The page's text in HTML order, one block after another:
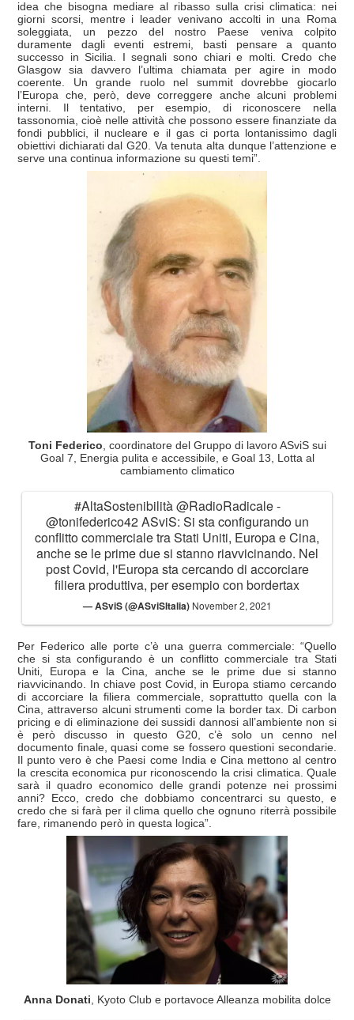
idea che bisogna mediare al ribasso sulla crisi climatica: nei
giorni scorsi, mentre i leader venivano accolti in una Roma
soleggiata, un pezzo del nostro Paese veniva colpito
duramente dagli eventi estremi, basti pensare a quanto
successo in Sicilia. I segnali sono chiari e molti. Credo che
Glasgow sia davvero l’ultima chiamata per agire in modo
coerente. Un grande ruolo nel summit dovrebbe giocarlo
l’Europa che, però, deve correggere anche alcuni problemi
interni. Il tentativo, per esempio, di riconoscere nella
tassonomia, cioè nelle attività che possono essere finanziate da
fondi pubblici, il nucleare e il gas ci porta lontanissimo dagli
obiettivi dichiarati dal G20. Va tenuta alta dunque l’attenzione e
serve una continua informazione su questi temi”.
Toni Federico, coordinatore del Gruppo di lavoro ASviS sui
Goal 7, Energia pulita e accessibile, e Goal 13, Lotta al
cambiamento climatico
#AltaSostenibilità@RadioRadicale-
@tonifederico42ASviS: Si sta configurando un
conflitto commerciale tra Stati Uniti, Europa e Cina,
anche se le prime due si stanno riavvicinando. Nel
post Covid, l'Europa sta cercando di accorciare
filiera produttiva, per esempio con bordertax
— ASviS (@ASviSItalia) November 2, 2021
Per Federico alle porte c’è una guerra commerciale: “Quello
che si sta configurando è un conflitto commerciale tra Stati
Uniti, Europa e la Cina, anche se le prime due si stanno
riavvicinando. In chiave post Covid, in Europa stiamo cercando
di accorciare la filiera commerciale, soprattutto quella con la
Cina, attraverso alcuni strumenti come la border tax. Di carbon
pricing e di eliminazione dei sussidi dannosi all’ambiente non si
è però discusso in questo G20, c’è solo un cenno nel
documento finale, quasi come se fossero questioni secondarie.
Il punto vero è che Paesi come India e Cina mettono al centro
la crescita economica pur riconoscendo la crisi climatica. Quale
sarà il quadro economico delle grandi potenze nei prossimi
anni? Ecco, credo che dobbiamo concentrarci su questo, e
credo che si farà per il clima quello che ognuno riterrà possibile
fare, rimanendo però in questa logica”.
Anna Donati, Kyoto Club e portavoce Alleanza mobilita dolce